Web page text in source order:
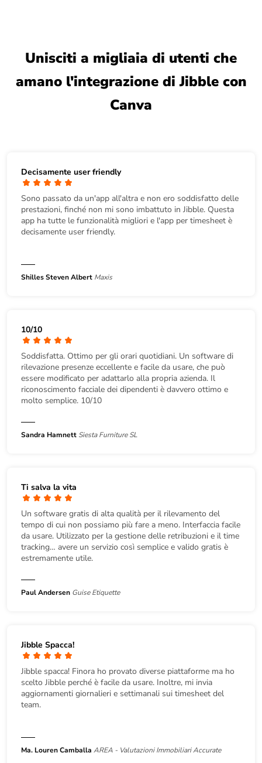
Unisciti a migliaia di utenti che
amano l'integrazione di Jibble con
Canva
Decisamente user friendly
Sono passato da un'app all'altra e non ero soddisfatto delle
prestazioni, finché non mi sono imbattuto in Jibble. Questa
app ha tutte le funzionalità migliori e l'app per timesheet è
decisamente user friendly.
Shilles Steven Albert Maxis
10/10
Soddisfatta. Ottimo per gli orari quotidiani. Un software di
rilevazione presenze eccellente e facile da usare, che può
essere modificato per adattarlo alla propria azienda. Il
riconoscimento facciale dei dipendenti è davvero ottimo e
molto semplice. 10/10
Sandra Hamnett Siesta Furniture SL
Ti salva la vita
Un software gratis di alta qualità per il rilevamento del
tempo di cui non possiamo più fare a meno. Interfaccia facile
da usare. Utilizzato per la gestione delle retribuzioni e il time
tracking… avere un servizio così semplice e valido gratis è
estremamente utile.
Paul Andersen Guise Etiquette
Jibble Spacca!
Jibble spacca! Finora ho provato diverse piattaforme ma ho
scelto Jibble perché è facile da usare. Inoltre, mi invia
aggiornamenti giornalieri e settimanali sui timesheet del
team.
Ma. Louren Camballa AREA - Valutazioni Immobiliari Accurate